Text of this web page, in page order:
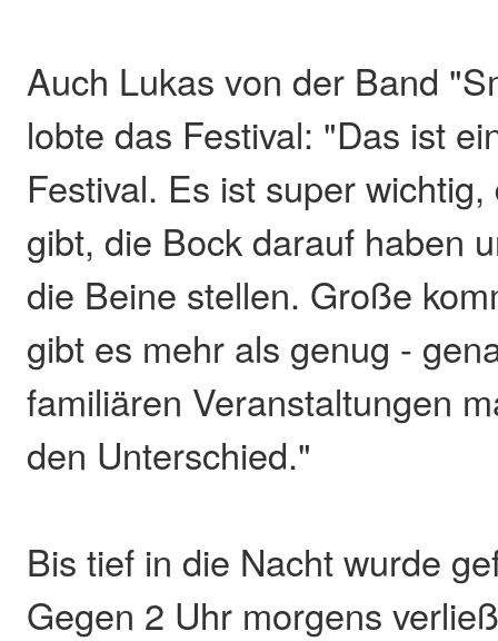
Auch Lukas von der Band
lobte das Festival: "Das ist
Festival. Es ist super
gibt, die Bock darauf haben
die Beine stellen. Große
gibt es mehr als genug -
familiären Veranstaltungen
den Unterschied."
Bis tief in die Nacht wurde
Gegen 2 Uhr morgens